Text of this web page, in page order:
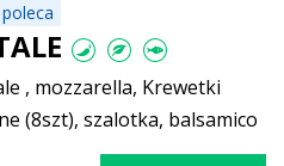
, mozzarella, Krewetki
(8szt), szalotka, balsamico